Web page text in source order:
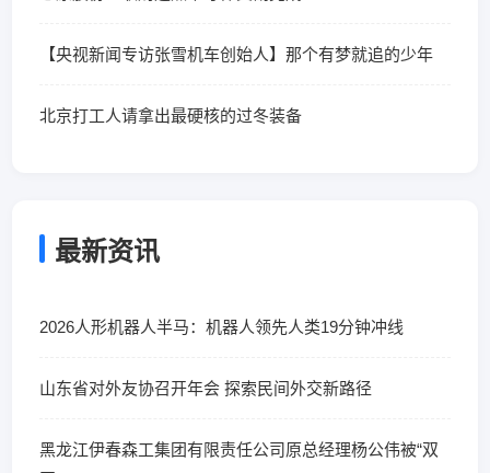
【央视新闻专访张雪机车创始人】那个有梦就追的少年
北京打工人请拿出最硬核的过冬装备
最新资讯
2026人形机器人半马：机器人领先人类19分钟冲线
山东省对外友协召开年会 探索民间外交新路径
黑龙江伊春森工集团有限责任公司原总经理杨公伟被“双